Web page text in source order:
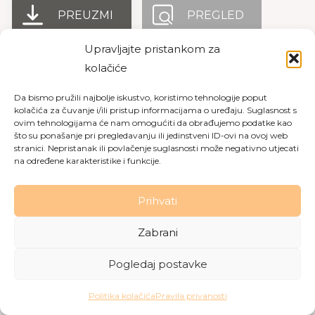
Upravljajte pristankom za
kolačiće
Da bismo pružili najbolje iskustvo, koristimo tehnologije poput
kolačića za čuvanje i/ili pristup informacijama o uređaju. Suglasnost s
ovim tehnologijama će nam omogućiti da obrađujemo podatke kao
što su ponašanje pri pregledavanju ili jedinstveni ID-ovi na ovoj web
stranici. Nepristanak ili povlačenje suglasnosti može negativno utjecati
na određene karakteristike i funkcije.
Prihvati
Zabrani
Pogledaj postavke
Politika kolačićaPravila privanosti
PREUZMI PREGLED
privatnosti |Politika kolačića
Made with love byGobo Digital